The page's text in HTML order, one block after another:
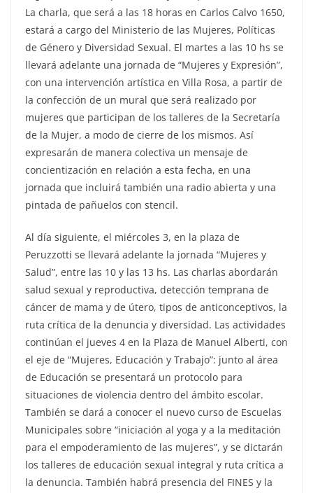
La charla, que será a las 18 horas en Carlos Calvo 1650,
estará a cargo del Ministerio de las Mujeres, Políticas
de Género y Diversidad Sexual. El martes a las 10 hs se
llevará adelante una jornada de “Mujeres y Expresión”,
con una intervención artística en Villa Rosa, a partir de
la confección de un mural que será realizado por
mujeres que participan de los talleres de la Secretaría
de la Mujer, a modo de cierre de los mismos. Así
expresarán de manera colectiva un mensaje de
concientización en relación a esta fecha, en una
jornada que incluirá también una radio abierta y una
pintada de pañuelos con stencil.
Al día siguiente, el miércoles 3, en la plaza de
Peruzzotti se llevará adelante la jornada “Mujeres y
Salud”, entre las 10 y las 13 hs. Las charlas abordarán
salud sexual y reproductiva, detección temprana de
cáncer de mama y de útero, tipos de anticonceptivos, la
ruta crítica de la denuncia y diversidad. Las actividades
continúan el jueves 4 en la Plaza de Manuel Alberti, con
el eje de “Mujeres, Educación y Trabajo”: junto al área
de Educación se presentará un protocolo para
situaciones de violencia dentro del ámbito escolar.
También se dará a conocer el nuevo curso de Escuelas
Municipales sobre “iniciación al yoga y a la meditación
para el empoderamiento de las mujeres”, y se dictarán
los talleres de educación sexual integral y ruta crítica a
la denuncia. También habrá presencia del FINES y la